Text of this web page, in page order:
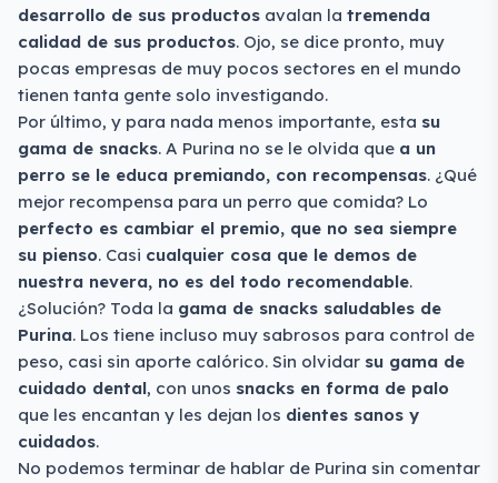
desarrollo de sus productos avalan la tremenda
calidad de sus productos. Ojo, se dice pronto, muy
pocas empresas de muy pocos sectores en el mundo
tienen tanta gente solo investigando.
Por último, y para nada menos importante, esta su
gama de snacks. A Purina no se le olvida que a un
perro se le educa premiando, con recompensas. ¿Qué
mejor recompensa para un perro que comida? Lo
perfecto es cambiar el premio, que no sea siempre
su pienso. Casi cualquier cosa que le demos de
nuestra nevera, no es del todo recomendable.
¿Solución? Toda la gama de snacks saludables de
Purina. Los tiene incluso muy sabrosos para control de
peso, casi sin aporte calórico. Sin olvidar su gama de
cuidado dental, con unos snacks en forma de palo
que les encantan y les dejan los dientes sanos y
cuidados.
No podemos terminar de hablar de Purina sin comentar